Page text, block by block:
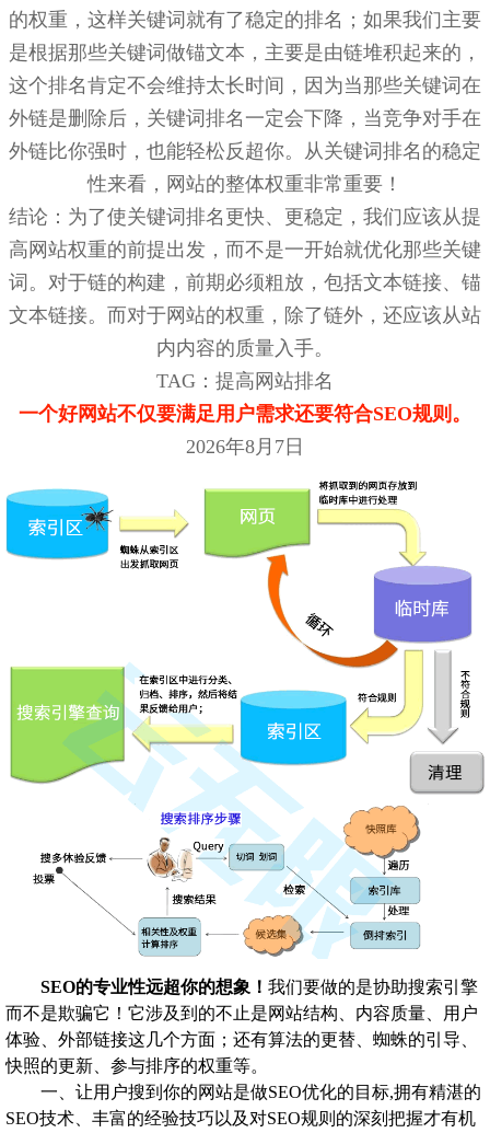
的权重，这样关键词就有了稳定的排名；如果我们主要
是根据那些关键词做锚文本，主要是由链堆积起来的，
这个排名肯定不会维持太长时间，因为当那些关键词在
外链是删除后，关键词排名一定会下降，当竞争对手在
外链比你强时，也能轻松反超你。从关键词排名的稳定
性来看，网站的整体权重非常重要！
结论：为了使关键词排名更快、更稳定，我们应该从提
高网站权重的前提出发，而不是一开始就优化那些关键
词。对于链的构建，前期必须粗放，包括文本链接、锚
文本链接。而对于网站的权重，除了链外，还应该从站
内内容的质量入手。
TAG：提高网站排名
一个好网站不仅要满足用户需求还要符合SEO规则。
2026年8月7日
SEO的专业性远超你的想象！ 我们要做的是协助搜索引擎
而不是欺骗它！它涉及到的不止是网站结构、内容质量、用户
体验、外部链接这几个方面；还有算法的更替、蜘蛛的引导、
快照的更新、参与排序的权重等。
一、让用户搜到你的网站是做SEO优化的目标,拥有精湛的
SEO技术、丰富的经验技巧以及对SEO规则的深刻把握才有机